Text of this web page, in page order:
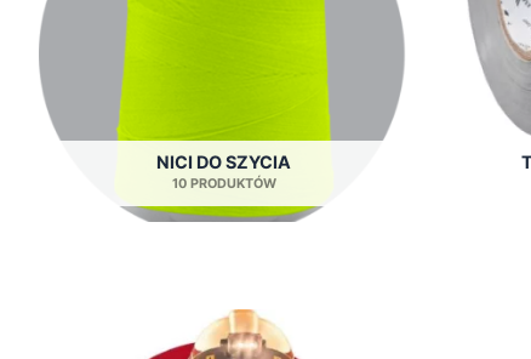
NICI DO SZYCIA
10 PRODUKTÓW